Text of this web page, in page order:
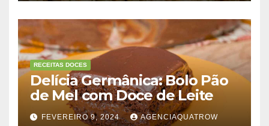
RECEITAS DOCES
Delícia Germânica: Bolo Pão
de Mel com Doce de Leite
FEVEREIRO 9, 2024 AGENCIAQUATROW